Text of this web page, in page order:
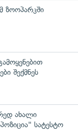
ზოოპარკში
შექმნეს
ახალი
სატესტო